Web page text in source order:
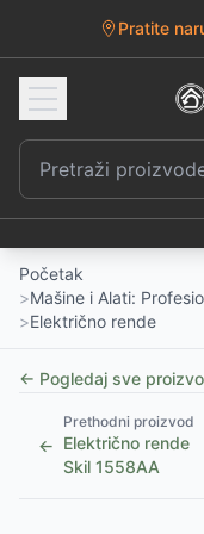
Pratite
Početak
>Mašine i Alati:
>Električno rende
← Pogledaj sve
←
Prethodni proizvod
Električno rende
Skil 1558AA